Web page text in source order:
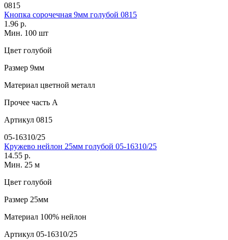
0815
Кнопка сорочечная 9мм голубой 0815
1.96 р.
Мин. 100 шт
Цвет голубой
Размер 9мм
Материал цветной металл
Прочее часть A
Артикул 0815
05-16310/25
Кружево нейлон 25мм голубой 05-16310/25
14.55 р.
Мин. 25 м
Цвет голубой
Размер 25мм
Материал 100% нейлон
Артикул 05-16310/25